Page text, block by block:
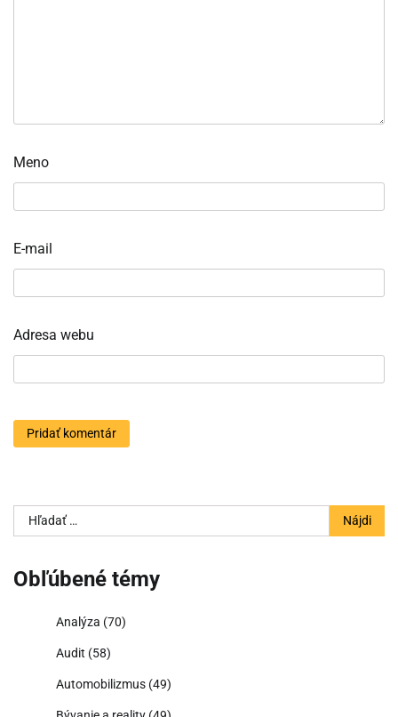
Meno
E-mail
Adresa webu
Hľadať:
Obľúbené témy
Analýza (70)
Audit (58)
Automobilizmus (49)